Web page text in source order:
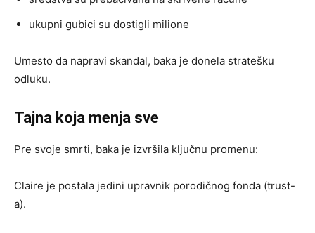
ukupni gubici su dostigli milione
Umesto da napravi skandal, baka je donela stratešku
odluku.
Tajna koja menja sve
Pre svoje smrti, baka je izvršila ključnu promenu:
Claire je postala jedini upravnik porodičnog fonda (trust-
a).